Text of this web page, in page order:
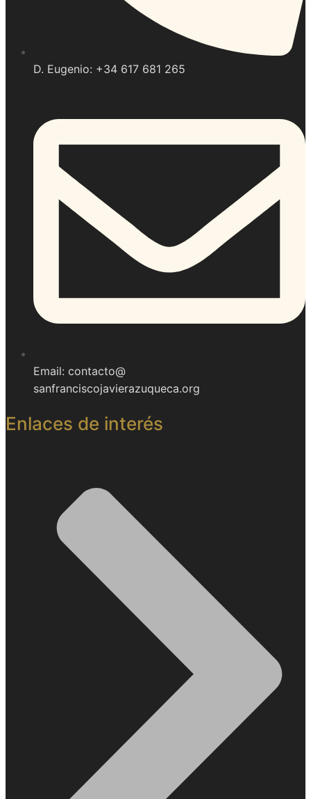
D. Eugenio: +34 617 681 265
Email: contacto@
sanfranciscojavierazuqueca.org
Enlaces de interés